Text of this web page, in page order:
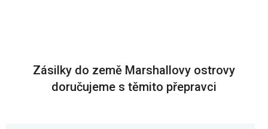
Zásilky do země Marshallovy ostrovy
doručujeme s těmito přepravci